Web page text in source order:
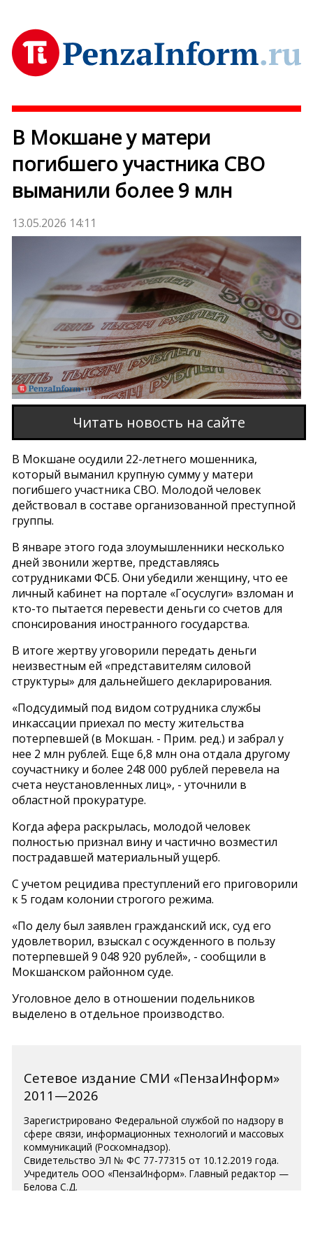
В Мокшане у матери
погибшего участника СВО
выманили более 9 млн
13.05.2026 14:11
Читать новость на сайте
В Мокшане осудили 22-летнего мошенника,
который выманил крупную сумму у матери
погибшего участника СВО. Молодой человек
действовал в составе организованной преступной
группы.
В январе этого года злоумышленники несколько
дней звонили жертве, представляясь
сотрудниками ФСБ. Они убедили женщину, что ее
личный кабинет на портале «Госуслуги» взломан и
кто-то пытается перевести деньги со счетов для
спонсирования иностранного государства.
В итоге жертву уговорили передать деньги
неизвестным ей «представителям силовой
структуры» для дальнейшего декларирования.
«Подсудимый под видом сотрудника службы
инкассации приехал по месту жительства
потерпевшей (в Мокшан. - Прим. ред.) и забрал у
нее 2 млн рублей. Еще 6,8 млн она отдала другому
соучастнику и более 248 000 рублей перевела на
счета неустановленных лиц», - уточнили в
областной прокуратуре.
Когда афера раскрылась, молодой человек
полностью признал вину и частично возместил
пострадавшей материальный ущерб.
С учетом рецидива преступлений его приговорили
к 5 годам колонии строгого режима.
«По делу был заявлен гражданский иск, суд его
удовлетворил, взыскал с осужденного в пользу
потерпевшей 9 048 920 рублей», - сообщили в
Мокшанском районном суде.
Уголовное дело в отношении подельников
выделено в отдельное производство.
Сетевое издание СМИ «ПензаИнформ»
2011—2026
Зарегистрировано Федеральной службой по надзору в
сфере связи, информационных технологий и массовых
коммуникаций (Роскомнадзор).
Свидетельство ЭЛ № ФС 77-77315 от 10.12.2019 года.
Учредитель ООО «ПензаИнформ». Главный редактор —
Белова С.Д.